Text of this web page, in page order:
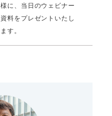
様に、当日のウェビナー
資料をプレゼントいたし
ます。